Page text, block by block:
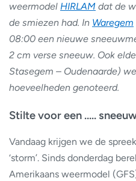
weermodel HIRLAM dat de
de smiezen had. In Waregem
08:00 een nieuwe
2 cm verse sneeuw. Ook
Stasegem – Oudenaarde)
hoeveelheden genoteerd.
Stilte voor een …..
Vandaag krijgen we de
‘storm’. Sinds donderdag
Amerikaans weermodel